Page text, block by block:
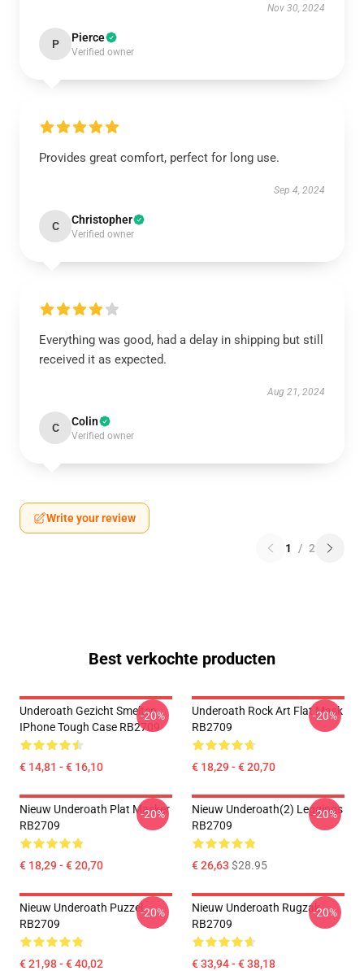
Nov 30, 2024
P Pierce
Verified owner
Provides great comfort, perfect for long use.
Sep 4, 2024
C Christopher
Verified owner
Everything was good, had a delay in shipping but still
received it as expected.
Aug 21, 2024
C Colin
Verified owner
Write your review
1 / 2
Best verkochte producten
Underoath Gezicht Smelten
IPhone Tough Case RB2709
€ 14,81 - € 16,10
-20%
Underoath Rock Art Flat Mask
RB2709
€ 18,29 - € 20,70
-20%
Nieuw Underoath Plat Masker
RB2709
€ 18,29 - € 20,70
-20%
Nieuw Underoath(2) Leggings
RB2709
€ 26,63 $28.95
-20%
Nieuw Underoath Puzzel
RB2709
€ 21,98 - € 40,02
-20%
Nieuw Underoath Rugzak
RB2709
€ 33,94 - € 38,18
-20%